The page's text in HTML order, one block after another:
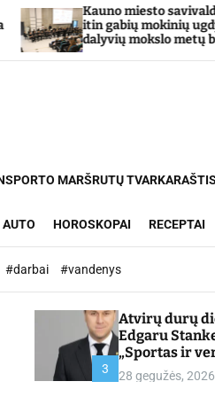
miesto savivaldybė
mokinių ugdymo programos
mokslo metų baigimo šventė
MARŠRUTŲ
AUTO HOROSKOPAI RECEPTAI
#darbai #vandenys
3
Atvirų durų
Edgaru
„Sportas ir
partnerystės,
kuria vertę“ –
28 gegužės, 2026